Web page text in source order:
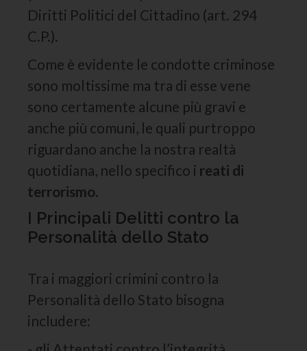
Diritti Politici del Cittadino (art. 294
C.P.).
Come è evidente le condotte criminose
sono moltissime ma tra di esse vene
sono certamente alcune più gravi e
anche più comuni, le quali purtroppo
riguardano anche la nostra realtà
quotidiana, nello specifico i reati di
terrorismo.
I Principali Delitti contro la
Personalità dello Stato
Tra i maggiori crimini contro la
Personalità dello Stato bisogna
includere: